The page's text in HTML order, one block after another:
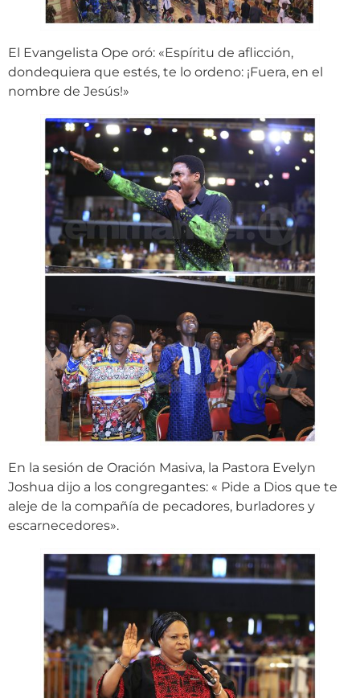
El Evangelista Ope oró: «Espíritu de aflicción,
dondequiera que estés, te lo ordeno: ¡Fuera, en el
nombre de Jesús!»
En la sesión de Oración Masiva, la Pastora Evelyn
Joshua dijo a los congregantes: « Pide a Dios que te
aleje de la compañía de pecadores, burladores y
escarnecedores».